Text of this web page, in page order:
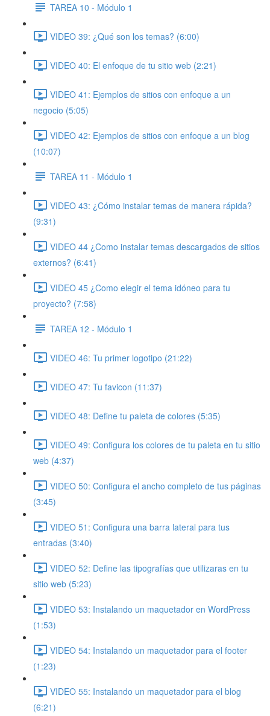
TAREA 10 - Módulo 1
VIDEO 39: ¿Qué son los temas? (6:00)
VIDEO 40: El enfoque de tu sitio web (2:21)
VIDEO 41: Ejemplos de sitios con enfoque a un
negocio (5:05)
VIDEO 42: Ejemplos de sitios con enfoque a un blog
(10:07)
TAREA 11 - Módulo 1
VIDEO 43: ¿Cómo instalar temas de manera rápida?
(9:31)
VIDEO 44 ¿Como instalar temas descargados de sitios
externos? (6:41)
VIDEO 45 ¿Como elegir el tema idóneo para tu
proyecto? (7:58)
TAREA 12 - Módulo 1
VIDEO 46: Tu primer logotipo (21:22)
VIDEO 47: Tu favicon (11:37)
VIDEO 48: Define tu paleta de colores (5:35)
VIDEO 49: Configura los colores de tu paleta en tu sitio
web (4:37)
VIDEO 50: Configura el ancho completo de tus páginas
(3:45)
VIDEO 51: Configura una barra lateral para tus
entradas (3:40)
VIDEO 52: Define las tipografías que utilizaras en tu
sitio web (5:23)
VIDEO 53: Instalando un maquetador en WordPress
(1:53)
VIDEO 54: Instalando un maquetador para el footer
(1:23)
VIDEO 55: Instalando un maquetador para el blog
(6:21)